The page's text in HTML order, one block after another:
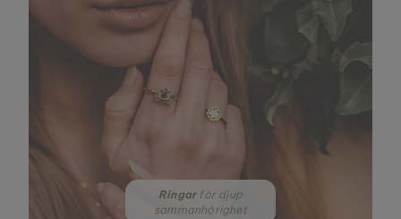
Ringarför djup
sammanhörighet